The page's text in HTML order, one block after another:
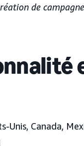
de
Unis, Canada,